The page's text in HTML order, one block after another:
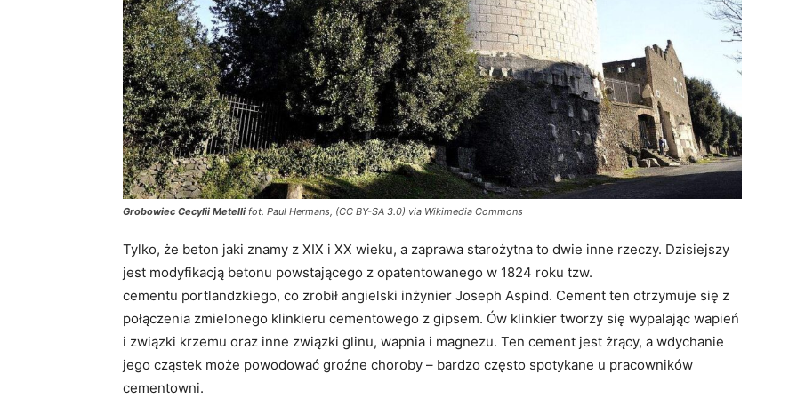
Grobowiec Cecylii Metelli fot. Paul Hermans, (CC BY-SA 3.0) via Wikimedia Commons
Tylko, że beton jaki znamy z XIX i XX wieku, a zaprawa starożytna to dwie inne rzeczy. Dzisiejszy
jest modyfikacją betonu powstającego z opatentowanego w 1824 roku tzw.
cementu portlandzkiego, co zrobił angielski inżynier Joseph Aspind. Cement ten otrzymuje się z
połączenia zmielonego klinkieru cementowego z gipsem. Ów klinkier tworzy się wypalając wapień
i związki krzemu oraz inne związki glinu, wapnia i magnezu. Ten cement jest żrący, a wdychanie
jego cząstek może powodować groźne choroby – bardzo często spotykane u pracowników
cementowni.